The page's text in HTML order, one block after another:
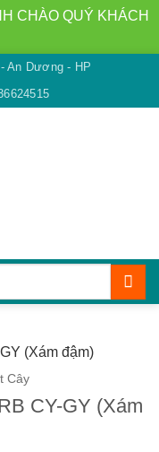
CHÀO QUÝ KHÁCH
An Dương - HP
Cây
CY-GY (Xám